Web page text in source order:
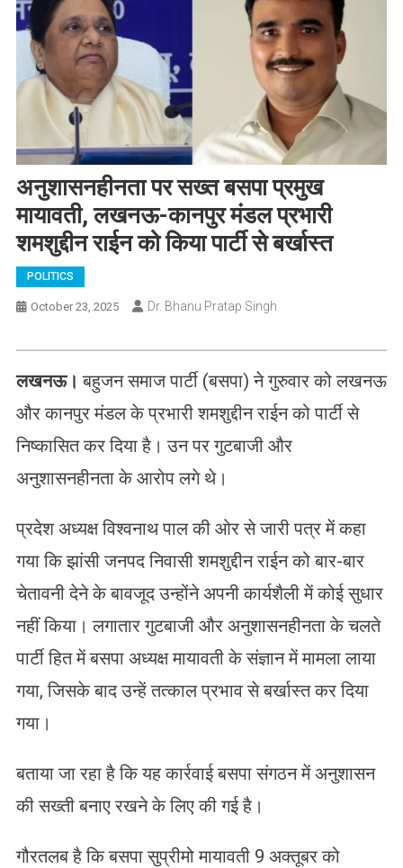
अनुशासनहीनता पर सख्त बसपा प्रमुख
मायावती, लखनऊ-कानपुर मंडल प्रभारी
शमशुद्दीन राईन को किया पार्टी से बर्खास्त
POLITICS
October 23, 2025 Dr. Bhanu Pratap Singh
लखनऊ। बहुजन समाज पार्टी (बसपा) ने गुरुवार को लखनऊ
और कानपुर मंडल के प्रभारी शमशुद्दीन राईन को पार्टी से
निष्कासित कर दिया है। उन पर गुटबाजी और
अनुशासनहीनता के आरोप लगे थे।
प्रदेश अध्यक्ष विश्वनाथ पाल की ओर से जारी पत्र में कहा
गया कि झांसी जनपद निवासी शमशुद्दीन राईन को बार-बार
चेतावनी देने के बावजूद उन्होंने अपनी कार्यशैली में कोई सुधार
नहीं किया। लगातार गुटबाजी और अनुशासनहीनता के चलते
पार्टी हित में बसपा अध्यक्ष मायावती के संज्ञान में मामला लाया
गया, जिसके बाद उन्हें तत्काल प्रभाव से बर्खास्त कर दिया
गया।
बताया जा रहा है कि यह कार्रवाई बसपा संगठन में अनुशासन
की सख्ती बनाए रखने के लिए की गई है।
गौरतलब है कि बसपा सुप्रीमो मायावती 9 अक्तूबर को